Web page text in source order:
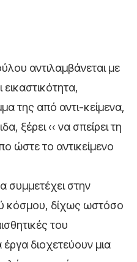
αντιλαμβάνεται με
της από αντι-κείμενα,
ξέρει ‹‹ να σπείρει τη
ώστε το αντικείμενο
συμμετέχει στην
κόσμου, δίχως ωστόσο
του
διοχετεύουν μια